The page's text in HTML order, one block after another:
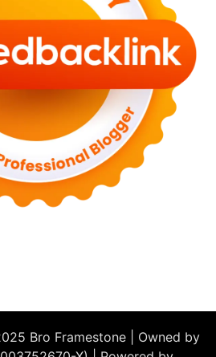
Bro Framestone | Owned by